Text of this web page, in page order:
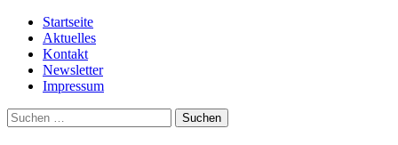
Startseite
Aktuelles
Kontakt
Newsletter
Impressum
Suchen
nach: